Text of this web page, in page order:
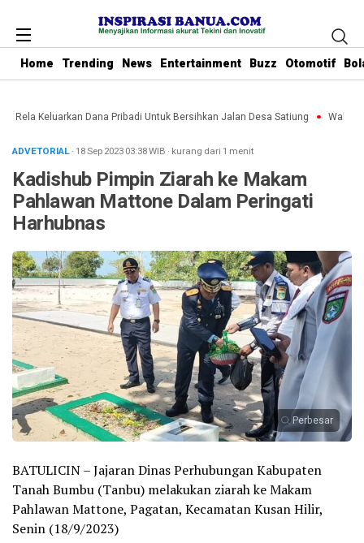
Home Trending News Entertainment Buzz Otomotif
Rela Keluarkan Dana Pribadi Untuk Bersihkan Jalan Desa Satiung Waket
ADVETORIAL· 18 Sep 202303:38WIB · kurang dari 1 menit
Kadishub Pimpin Ziarah ke Makam
Pahlawan Mattone Dalam Peringati
Harhubnas
Perbesar
BATULICIN – Jajaran Dinas Perhubungan Kabupaten
Tanah Bumbu (Tanbu) melakukan ziarah ke Makam
Pahlawan Mattone, Pagatan, Kecamatan Kusan Hilir,
Senin (18/9/2023)